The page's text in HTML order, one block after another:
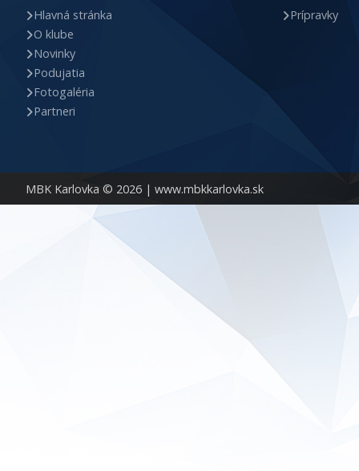
MBK Karlovka © 2026 | www.mbkkarlovka.sk
Hlavná stránka
O klube
Novinky
Podujatia
Fotogaléria
Partneri
Prípravky